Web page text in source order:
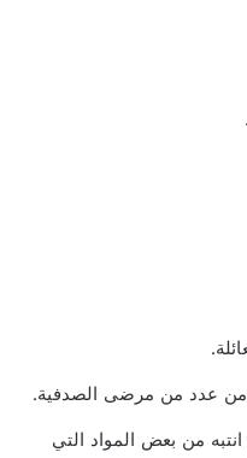
من عدد من مرضى الصدفية.
من بعض المواد التي